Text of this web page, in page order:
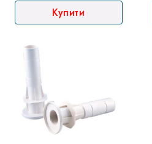
Купити